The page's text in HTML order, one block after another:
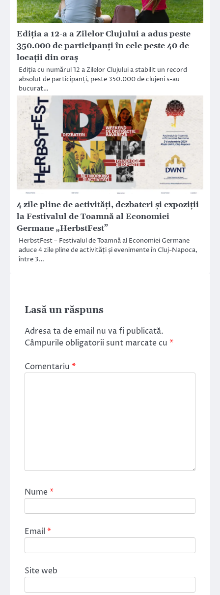
Ediția a 12-a a Zilelor Clujului a adus peste
350.000 de participanți în cele peste 40 de
locații din oraș
Ediția cu numărul 12 a Zilelor Clujului a stabilit un record
absolut de participanți, peste 350.000 de clujeni s-au
bucurat…
4 zile pline de activități, dezbateri și expoziții
la Festivalul de Toamnă al Economiei
Germane „HerbstFest”
HerbstFest – Festivalul de Toamnă al Economiei Germane
aduce 4 zile pline de activități și evenimente în Cluj-Napoca,
între 3…
Lasă un răspuns
Adresa ta de email nu va fi publicată.
Câmpurile obligatorii sunt marcate cu *
Comentariu *
Nume*
Email *
Site web